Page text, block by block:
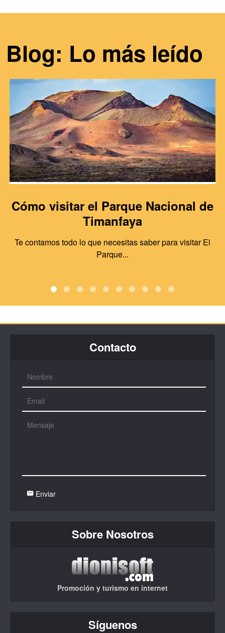
Blog: Lo más leído
Cómo visitar el Parque Nacional de
Timanfaya
Te contamos todo lo que necesitas saber para visitar El
Parque...
Contacto
Enviar
Sobre Nosotros
Promoción y turismo en internet
Síguenos